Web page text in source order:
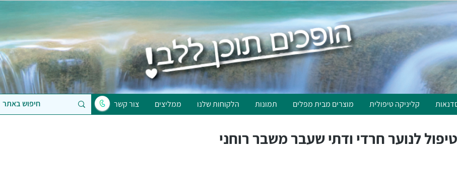
קליניקה טיפולית מוצרים מבית מפלים תמונות הלקוחות שלנו ממליצים צור קשר
טיפול לנוער חרדי ודתי שעבר משבר רוחני